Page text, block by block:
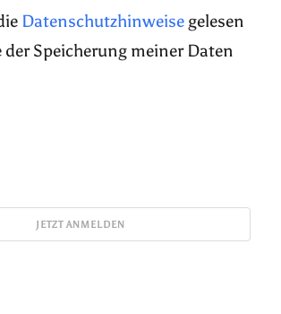
Datenschutzhinweise gelesen
Speicherung meiner Daten